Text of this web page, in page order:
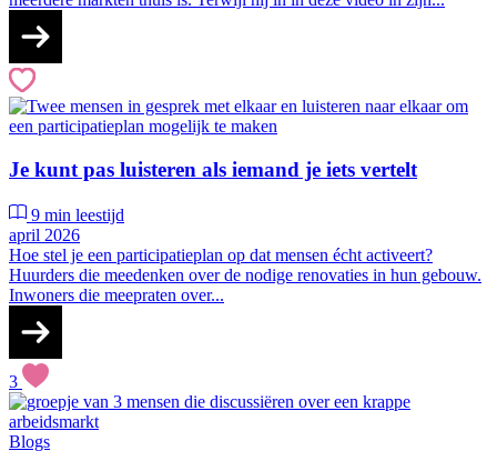
Je kunt pas luisteren als iemand je iets vertelt
9 min leestijd
april 2026
Hoe stel je een participatieplan op dat mensen écht activeert?
Huurders die meedenken over de nodige renovaties in hun gebouw.
Inwoners die meepraten over...
3
Blogs